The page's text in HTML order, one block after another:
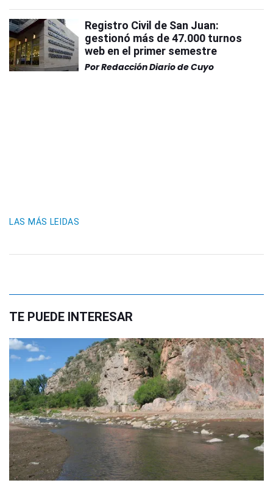
Registro Civil de San Juan:
gestionó más de 47.000 turnos
web en el primer semestre
PorRedacción Diario de Cuyo
LAS MÁS LEIDAS
TE PUEDE INTERESAR